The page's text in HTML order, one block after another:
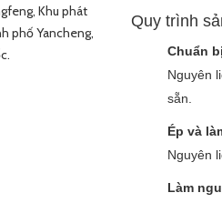
Quy trình
Chuẩn
Nguyên
sẵn.
Ép và
Nguyên
Làm
Khu phát
phố Yancheng,